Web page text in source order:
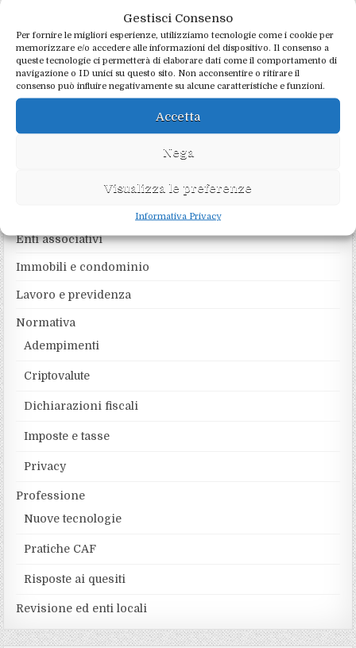
Gestisci Consenso
Per fornire le migliori esperienze, utilizziamo tecnologie come i cookie per
memorizzare e/o accedere alle informazioni del dispositivo. Il consenso a
queste tecnologie ci permetterà di elaborare dati come il comportamento di
navigazione o ID unici su questo sito. Non acconsentire o ritirare il
consenso può influire negativamente su alcune caratteristiche e funzioni.
Accetta
Nega
Visualizza le preferenze
Informativa Privacy
RICERCA NEL SITO
for:
Enti associativi
Immobili e condominio
Lavoro e previdenza
Normativa
Adempimenti
Criptovalute
Dichiarazioni fiscali
Imposte e tasse
Privacy
Professione
Nuove tecnologie
Pratiche CAF
Risposte ai quesiti
Revisione ed enti locali